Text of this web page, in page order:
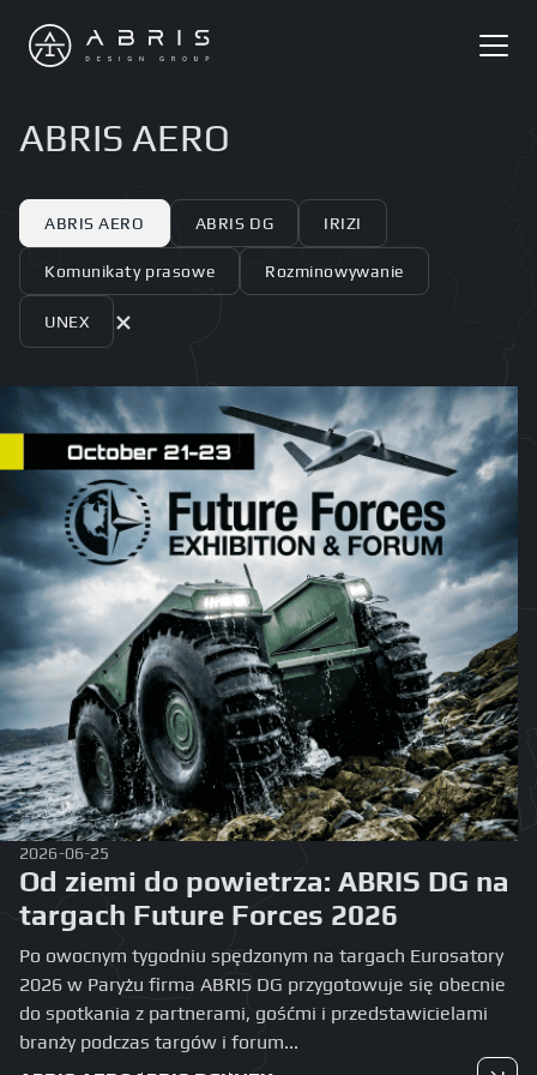
ABRIS AERO
ABRIS AERO ABRIS DG IRIZI
Komunikaty prasowe Rozminowywanie
UNEX ×
2026-06-25
Od ziemi do powietrza: ABRIS DG na
targach Future Forces 2026
Po owocnym tygodniu spędzonym na targach Eurosatory
2026 w Paryżu firma ABRIS DG przygotowuje się obecnie
do spotkania z partnerami, gośćmi i przedstawicielami
branży podczas targów i forum...